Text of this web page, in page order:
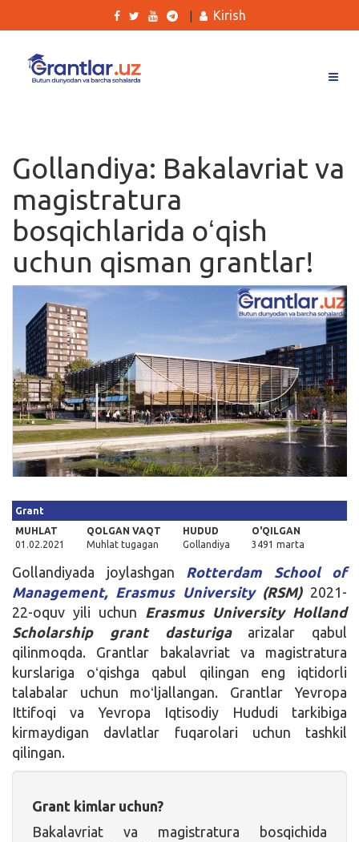
Ishlar
Kurslar
Blog
Yana
Qidirish
Kirish
Kirish
Gollandiya: Bakalavriat va
magistratura
bosqichlarida oʻqish
uchun qisman grantlar!
Grant
MUHLAT
01.02.2021
QOLGAN VAQT
Muhlat tugagan
HUDUD
Gollandiya
O'QILGAN
3491 marta
Gollandiyada joylashgan Rotterdam School of
Management, Erasmus University (RSM)2021-
22-oquv yili uchun Erasmus University Holland
Scholarship grant dasturigaarizalar qabul
qilinmoqda. Grantlar bakalavriat va magistratura
kurslariga oʻqishga qabul qilingan eng iqtidorli
talabalar uchun moʻljallangan. Grantlar Yevropa
Ittifoqi va Yevropa Iqtisodiy Hududi tarkibiga
kirmaydigan davlatlar fuqarolari uchun tashkil
qilingan.
Grant kimlar uchun?
Bakalavriat va magistratura bosqichida